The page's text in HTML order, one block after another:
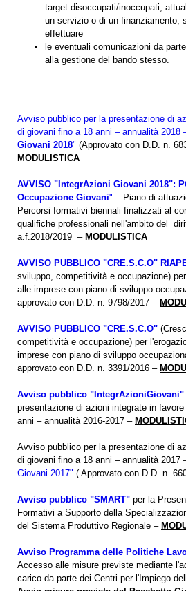
target disoccupati/inoccupati,
un servizio o di un finanziamento,
effettuare
le eventuali comunicazioni da
alla gestione del bando stesso.
Avviso pubblico per la presentazione di
di giovani fino a 18 anni – annualità 2018
Giovani 2018" (Approvato con D.D. n.
MODULISTICA
AVVISO "IntegrAzioni Giovani 2018":
Occupazione Giovani" – Piano di
Percorsi formativi biennali finalizzati al
qualifiche professionali nell'ambito del
a.f.2018/2019 – MODULISTICA
AVVISO PUBBLICO "CRE.S.C.O"
sviluppo, competitività e occupazione)
alle imprese con piano di sviluppo
approvato con D.D. n. 9798/2017 –
AVVISO PUBBLICO "CRE.S.C.O"
competitività e occupazione) per
imprese con piano di sviluppo
approvato con D.D. n. 3391/2016 –
Avviso pubblico "IntegrAzioniGiovani"
presentazione di azioni integrate in
anni – annualità 2016-2017 –
Avviso pubblico per la presentazione di
di giovani fino a 18 anni – annualità 2017
Giovani 2017" ( Approvato con D.D. n.
Avviso pubblico "SMART" per la
Formativi a Supporto della
del Sistema Produttivo Regionale –
Avviso Programma delle Politiche
Accesso alle misure previste mediante
carico da parte dei Centri per l'Impiego